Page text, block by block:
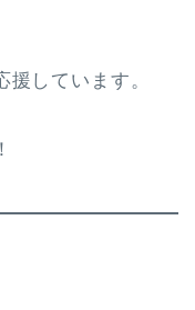
しています。